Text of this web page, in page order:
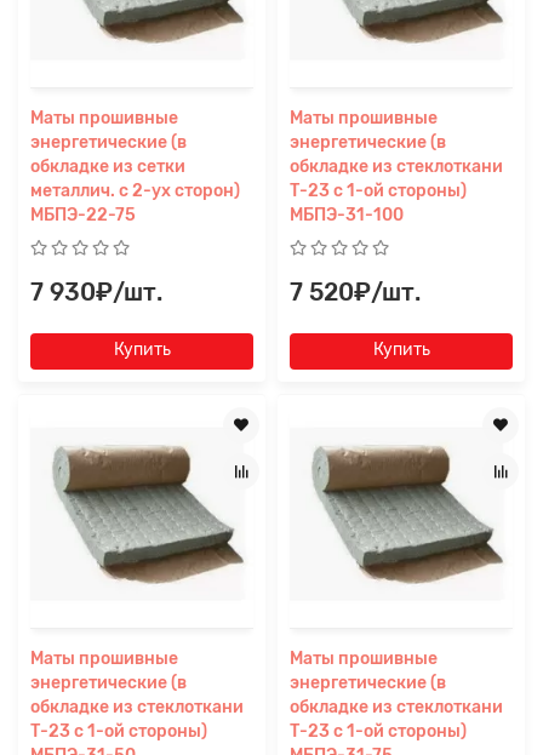
Маты прошивные
энергетические (в
обкладке из сетки
металлич. с 2-ух сторон)
МБПЭ-22-75
7 930₽/шт.
Купить
Маты прошивные
энергетические (в
обкладке из стеклоткани
Т-23 с 1-ой стороны)
МБПЭ-31-100
7 520₽/шт.
Купить
Маты прошивные
энергетические (в
обкладке из стеклоткани
Т-23 с 1-ой стороны)
Маты прошивные
энергетические (в
обкладке из стеклоткани
Т-23 с 1-ой стороны)